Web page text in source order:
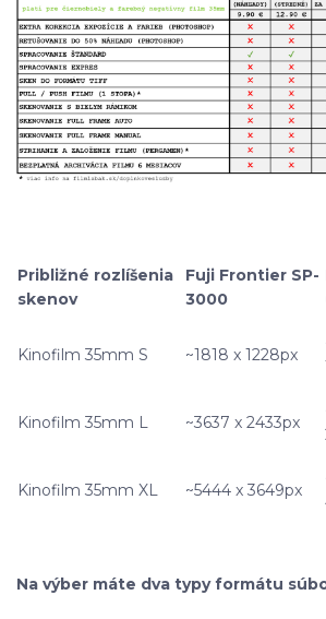
Približné rozlíšenia
skenov
Fuji Frontier SP-
3000
Kinofilm 35mm S ~1818 x 1228px
Kinofilm 35mm L ~3637 x 2433px
Kinofilm 35mm XL ~5444 x 3649px
Na výber máte dva typy formátu